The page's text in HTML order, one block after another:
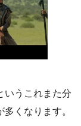
いうこれまた分
くなります。